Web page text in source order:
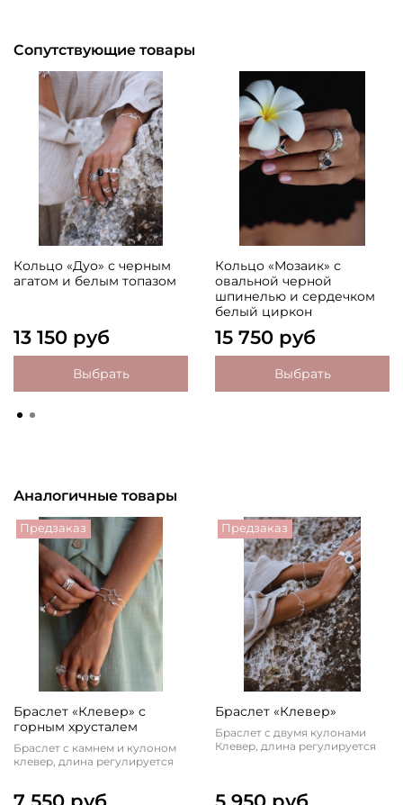
Сопутствующие товары
Кольцо «Дуо» с черным
агатом и белым топазом
13 150 руб
Выбрать
Кольцо «Мозаик» с
овальной черной
шпинелью и сердечком
белый циркон
15 750 руб
Выбрать
Аналогичные товары
Предзаказ
Браслет «Клевер» с
горным хрусталем
Браслет с камнем и кулоном
клевер, длина регулируется
Предзаказ
Браслет «Клевер»
Браслет с двумя кулонами
Клевер, длина регулируется